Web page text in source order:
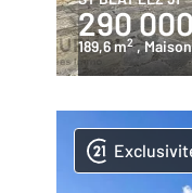
290
189,6 m2 , Maison